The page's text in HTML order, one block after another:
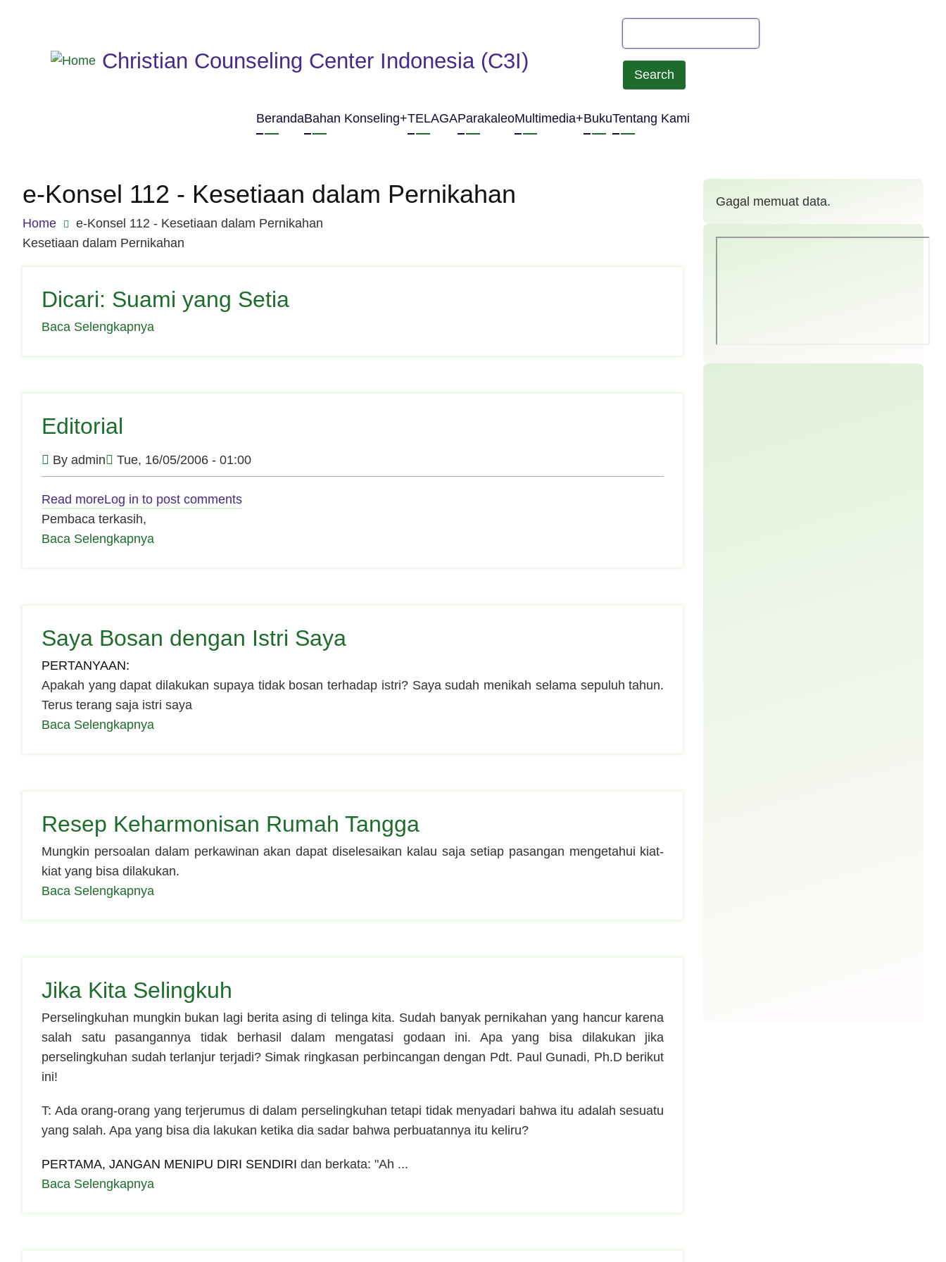
Christian Counseling Center Indonesia (C3I)
Search
Main
navigation
BerandaBahan Konseling TELAGAParakaleoMultimedia BukuTentang Kami
e-Konsel 112 - Kesetiaan dalam Pernikahan
Breadcrumb
Home
e-Konsel 112 - Kesetiaan dalam Pernikahan
Kesetiaan dalam Pernikahan
Dicari: Suami yang Setia
Baca Selengkapnya
Editorial
By admin Tue, 16/05/2006 - 01:00
Read moreabout
Editorial
Log in to post comments
Pembaca terkasih,
Baca Selengkapnya
Saya Bosan dengan Istri Saya
PERTANYAAN:
Apakah yang dapat dilakukan supaya tidak bosan terhadap istri? Saya sudah menikah selama sepuluh tahun.
Terus terang saja istri saya
Baca Selengkapnya
Resep Keharmonisan Rumah Tangga
Mungkin persoalan dalam perkawinan akan dapat diselesaikan kalau saja setiap pasangan mengetahui kiat-
kiat yang bisa dilakukan.
Baca Selengkapnya
Jika Kita Selingkuh
Perselingkuhan mungkin bukan lagi berita asing di telinga kita. Sudah banyak pernikahan yang hancur karena
salah satu pasangannya tidak berhasil dalam mengatasi godaan ini. Apa yang bisa dilakukan jika
perselingkuhan sudah terlanjur terjadi? Simak ringkasan perbincangan dengan Pdt. Paul Gunadi, Ph.D berikut
ini!
T: Ada orang-orang yang terjerumus di dalam perselingkuhan tetapi tidak menyadari bahwa itu adalah sesuatu
yang salah. Apa yang bisa dia lakukan ketika dia sadar bahwa perbuatannya itu keliru?
PERTAMA, JANGAN MENIPU DIRI SENDIRI dan berkata: "Ah ...
Baca Selengkapnya
Gagal memuat data.